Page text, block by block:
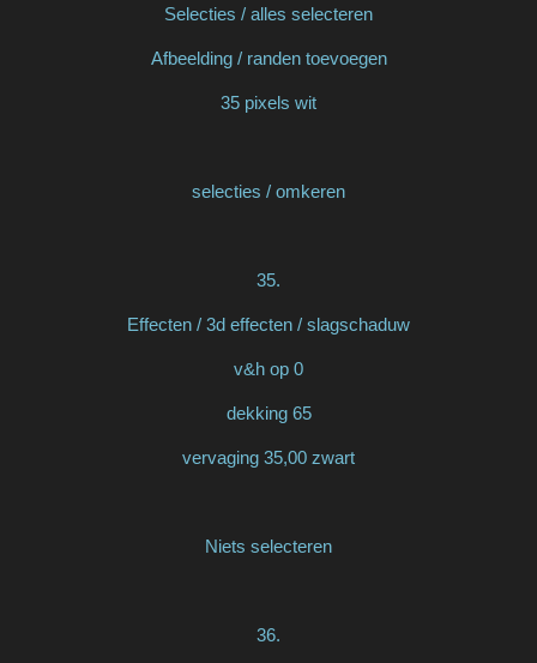
Selecties / alles selecteren
Afbeelding / randen toevoegen
35 pixels wit
selecties / omkeren
35.
Effecten / 3d effecten / slagschaduw
v&h op 0
dekking 65
vervaging 35,00 zwart
Niets selecteren
36.